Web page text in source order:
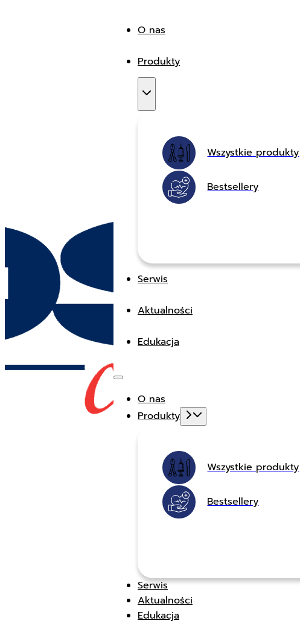
O nas
Produkty
Wszystkie produkty
Bestsellery
Serwis
Aktualności
Edukacja
O nas
Produkty
Wszystkie produkty
Bestsellery
Serwis
Aktualności
Edukacja